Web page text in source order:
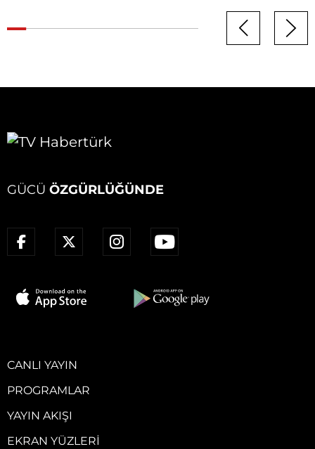
GÜCÜ ÖZGÜRLÜĞÜNDE
CANLI YAYIN
PROGRAMLAR
YAYIN AKIŞI
EKRAN YÜZLERI